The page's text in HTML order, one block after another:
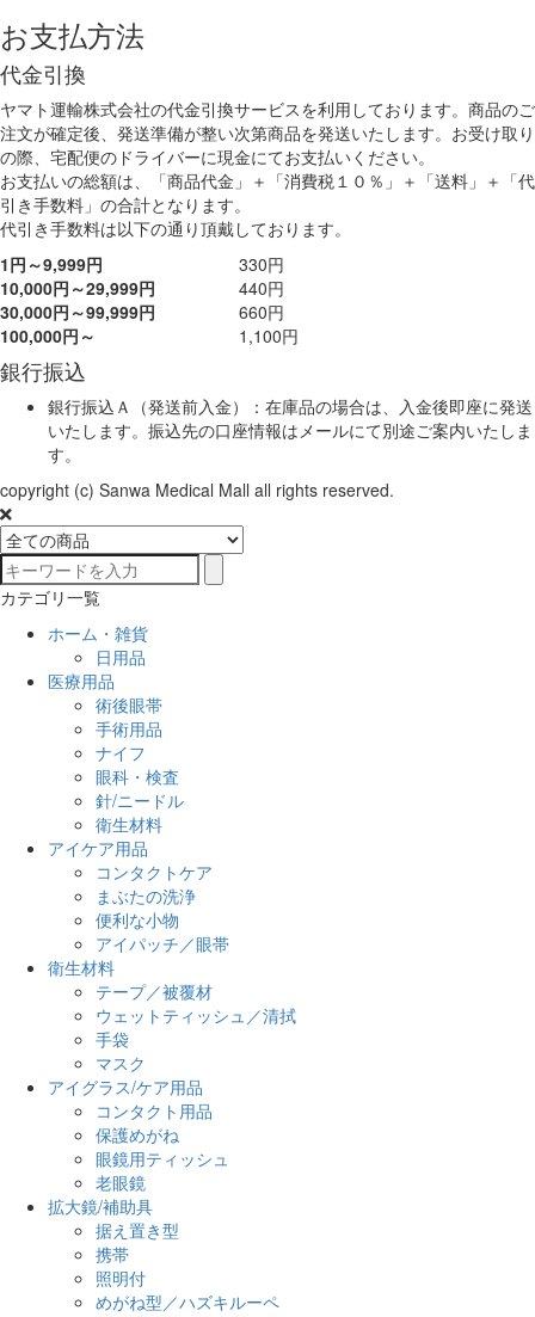
お支払方法
代金引換
ヤマト運輸株式会社の代金引換サービスを利用しております。商品のご
注文が確定後、発送準備が整い次第商品を発送いたします。お受け取り
の際、宅配便のドライバーに現金にてお支払いください。
お支払いの総額は、「商品代金」＋「消費税１０％」＋「送料」＋「代
引き手数料」の合計となります。
代引き手数料は以下の通り頂戴しております。
1円～9,999円
330円
10,000円～29,999円
440円
30,000円～99,999円
660円
100,000円～
1,100円
銀行振込
銀行振込Ａ（発送前入金）：在庫品の場合は、入金後即座に発送
いたします。振込先の口座情報はメールにて別途ご案内いたしま
す。
copyright (c) Sanwa Medical Mall all rights reserved.
カテゴリ一覧
ホーム・雑貨
日用品
医療用品
術後眼帯
手術用品
ナイフ
眼科・検査
針/ニードル
衛生材料
アイケア用品
コンタクトケア
まぶたの洗浄
便利な小物
アイパッチ／眼帯
衛生材料
テープ／被覆材
ウェットティッシュ／清拭
手袋
マスク
アイグラス/ケア用品
コンタクト用品
保護めがね
眼鏡用ティッシュ
老眼鏡
拡大鏡/補助具
据え置き型
携帯
照明付
めがね型／ハズキルーペ